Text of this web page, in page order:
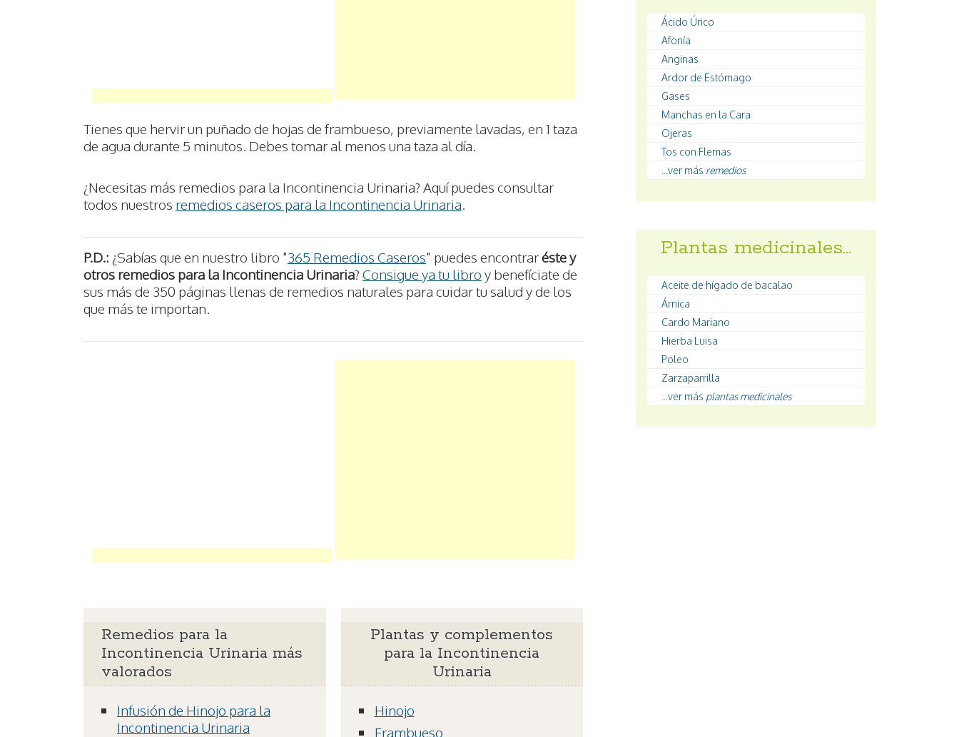
Tienes que hervir un puñado de hojas de frambueso, previamente lavadas, en 1 taza
de agua durante 5 minutos. Debes tomar al menos una taza al día.
¿Necesitas más remedios para la Incontinencia Urinaria? Aquí puedes consultar
todos nuestros remedios caseros para la Incontinencia Urinaria.
P.D.: ¿Sabías que en nuestro libro "365 Remedios Caseros" puedes encontraréste y
otros remedios para la Incontinencia Urinaria? Consigue ya tu libro y benefíciate de
sus más de 350 páginas llenas de remedios naturales para cuidar tu salud y de los
que más te importan.
Remedios para la
Incontinencia Urinaria más
valorados
Infusión de Hinojo para la
Incontinencia Urinaria
Plantas y complementos
para la Incontinencia
Urinaria
Hinojo
Frambueso
Ácido Úrico
Afonía
Anginas
Ardor de Estómago
Gases
Manchas en la Cara
Ojeras
Tos con Flemas
...ver más remedios
Plantas medicinales…
Aceite de hígado de bacalao
Árnica
Cardo Mariano
Hierba Luisa
Poleo
Zarzaparrilla
...ver más plantas medicinales